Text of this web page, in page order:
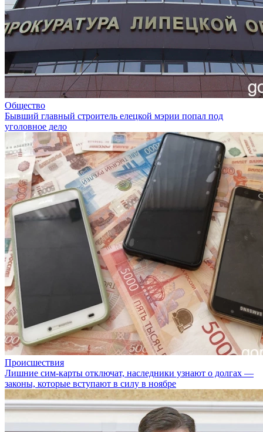
Общество
Бывший главный строитель елецкой мэрии попал под
уголовное дело
Происшествия
Лишние сим-карты отключат, наследники узнают о долгах —
законы, которые вступают в силу в ноябре